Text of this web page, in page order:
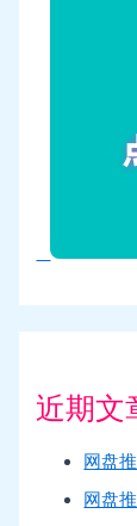
近期文
网盘
网盘